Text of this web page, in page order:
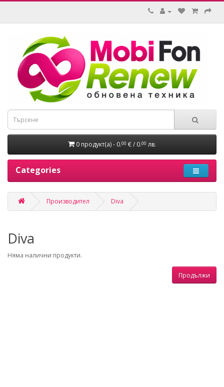
0 продукт(а) - 0.00 € / 0.00 лв.
Categories
Производител Diva
Diva
Няма налични продукти.
Продължи